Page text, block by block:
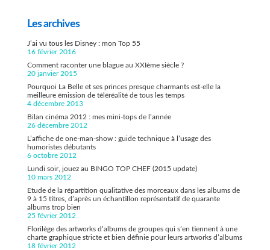
Les archives
J’ai vu tous les Disney : mon Top 55
16 février 2016
Comment raconter une blague au XXIème siècle ?
20 janvier 2015
Pourquoi La Belle et ses princes presque charmants est-elle la
meilleure émission de téléréalité de tous les temps
4 décembre 2013
Bilan cinéma 2012 : mes mini-tops de l’année
26 décembre 2012
L’affiche de one-man-show : guide technique à l’usage des
humoristes débutants
6 octobre 2012
Lundi soir, jouez au BINGO TOP CHEF (2015 update)
10 mars 2012
Etude de la répartition qualitative des morceaux dans les albums de
9 à 15 titres, d’après un échantillon représentatif de quarante
albums trop bien
25 février 2012
Florilège des artworks d’albums de groupes qui s’en tiennent à une
charte graphique stricte et bien définie pour leurs artworks d’albums
18 février 2012